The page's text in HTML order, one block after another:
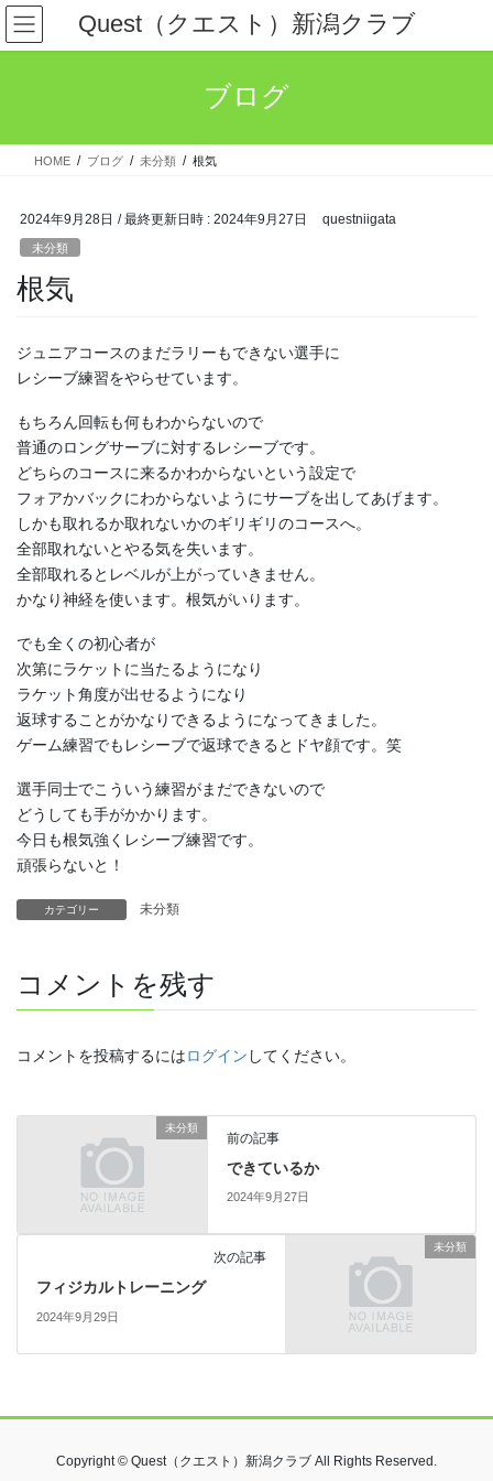
コ
ン
テ
ス
ナ
ビ
ゲ
ン
Quest（クエスト）新潟クラブ
ブログ
HOME ブログ 未分類 根気
2024年9月28日 / 最終更新日時 : 2024年9月27日 questniigata
未分類
根気
ジュニアコースのまだラリーもできない選手に
レシーブ練習をやらせています。
もちろん回転も何もわからないので
普通のロングサーブに対するレシーブです。
どちらのコースに来るかわからないという設定で
フォアかバックにわからないようにサーブを出してあげます。
しかも取れるか取れないかのギリギリのコースへ。
全部取れないとやる気を失います。
全部取れるとレベルが上がっていきません。
かなり神経を使います。根気がいります。
でも全くの初心者が
次第にラケットに当たるようになり
ラケット角度が出せるようになり
返球することがかなりできるようになってきました。
ゲーム練習でもレシーブで返球できるとドヤ顔です。笑
選手同士でこういう練習がまだできないので
どうしても手がかかります。
今日も根気強くレシーブ練習です。
頑張らないと！
カテゴリー 未分類
コメントを残す
コメントを投稿するにはログイン してください。
未分類
前の記事
できているか
2024年9月27日
未分類
次の記事
フィジカルトレーニング
2024年9月29日
Copyright © Quest（クエスト）新潟クラブ All Rights Reserved.